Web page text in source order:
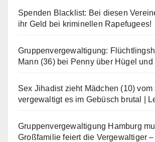
Spenden Blacklist: Bei diesen
ihr Geld bei kriminellen Rapefugees!
Gruppenvergewaltigung:
Mann (36) bei Penny über Hügel und
Sex Jihadist zieht Mädchen (10) vom
vergewaltigt es im Gebüsch brutal |
Gruppenvergewaltigung Hamburg
Großfamilie feiert die Vergewaltiger